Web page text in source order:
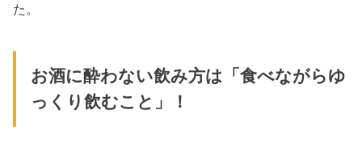
た。
お酒に酔わない飲み方は「食べながらゆ
っくり飲むこと」！